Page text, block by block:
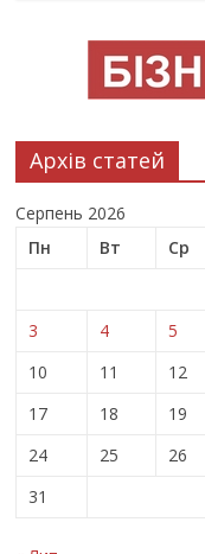
Архів статей
Серпень 2026
Пн
Вт Ср
3
4 5
10
11 12
17
18 19
24
25 26
31